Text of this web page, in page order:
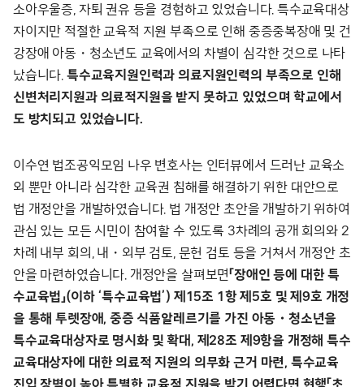
소아우울증, 자퇴 권유 등을 경험하고 있었습니다. 특수교육대상
자이지만 적절한 교육적 지원 부족으로 인해 중증중복장애 및 건
강장애 아동・청소년도 교육에서의 차별이 심각한 것으로 나타
났습니다. 특수교육지원인력과 의료지원인력의 부족으로 인해
신변처리지원과 의료적지원을 받지 못하고 있었으며 학교에서
도 방치되고 있었습니다.
이수연 법조공익모임 나우 변호사는 인터뷰에서 드러난 교육소
외 뿐만 아니라 심각한 교육권 침해를 해결하기 위한 대안으로
법 개정안을 개발하였습니다. 법 개정안 초안을 개발하기 위하여
관심 있는 모든 시민이 참여할 수 있도록 3차례의 공개 회의와 2
차례 내부 회의, 내・외부 검토, 문헌 검토 등을 거쳐서 개정안 초
안을 마련하였습니다. 개정안을 살펴보면「장애인 등에 대한 특
수교육법」(이하 ‘특수교육법’) 제15조 1항 제5호 및 제9호 개정
을 통해 투렛장애, 중증 식품알레르기를 가진 아동・청소년을
특수교육대상자로 명시화 및 확대, 제28조 제9항을 개정해 특수
교육대상자에 대한 의료적 지원의 의무화 근거 마련, 특수교육
진입 장벽이 높아 특별한 교육적 지원을 받기 어렵다면 현행「초